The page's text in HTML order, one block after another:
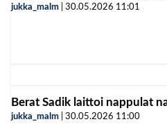
jukka_malm 30.05.2026 11:01
Berat Sadik laittoi nappulat
jukka_malm 30.05.2026 11:00